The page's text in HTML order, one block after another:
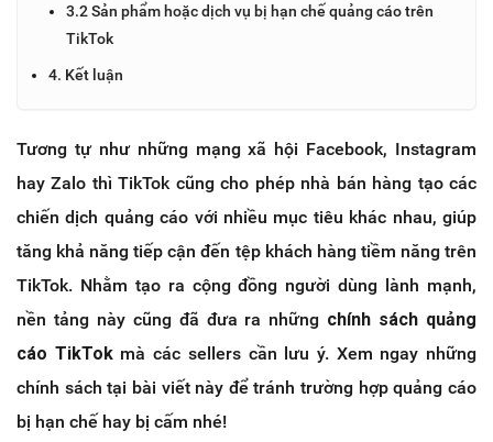
3.2 Sản phẩm hoặc dịch vụ bị hạn chế quảng cáo trên
TikTok
4. Kết luận
Tương tự như những mạng xã hội Facebook, Instagram
hay Zalo thì TikTok cũng cho phép nhà bán hàng tạo các
chiến dịch quảng cáo với nhiều mục tiêu khác nhau, giúp
tăng khả năng tiếp cận đến tệp khách hàng tiềm năng trên
TikTok. Nhằm tạo ra cộng đồng người dùng lành mạnh,
nền tảng này cũng đã đưa ra những chính sách quảng
cáo TikTokmà các sellers cần lưu ý. Xem ngay những
chính sách tại bài viết này để tránh trường hợp quảng cáo
bị hạn chế hay bị cấm nhé!